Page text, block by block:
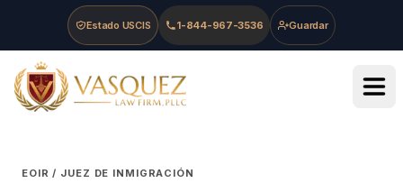
Skip to main content
Skip to navigation
Skip to footer
Estado USCIS 1-844-967-3536 Guardar
Vasquez Law Firm - Home
EOIR / JUEZ DE INMIGRACIÓN